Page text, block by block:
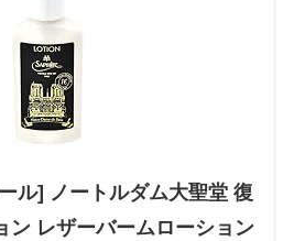
ル] ノートルダム大聖堂 復
ン レザーバームローション